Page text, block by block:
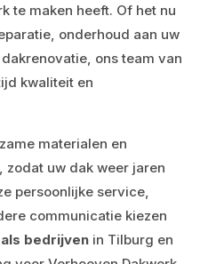
te maken heeft. Of het nu
onderhoud aan uw
ons team van
kwaliteit en
materialen en
zodat uw dak weer jaren
persoonlijke service,
communicatie kiezen
bedrijvenin Tilburg en